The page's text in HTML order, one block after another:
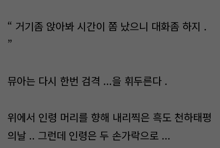
“ 거기좀 앉아봐 시간이 쫌 났으니 대화좀 하지 .
”
뮤아는 다시 한번 검격 ...을 휘두른다 .
위에서 인령 머리를 향해 내리찍은 흑도 천하태평
의날 .. 그런데 인령은 두 손가락으로 ...